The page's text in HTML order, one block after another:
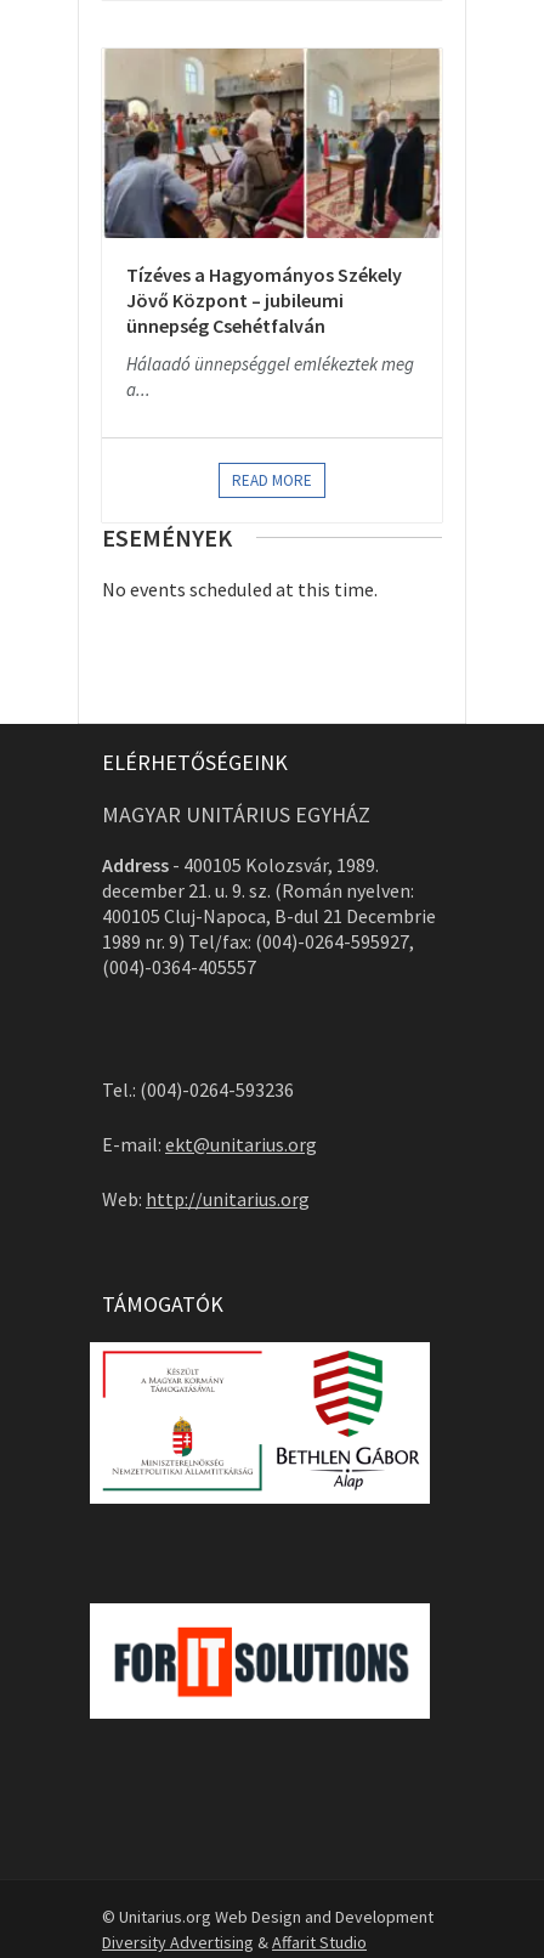
Tízéves a Hagyományos Székely
Jövő Központ – jubileumi
ünnepség Csehétfalván
Hálaadó ünnepséggel emlékeztek meg
a...
READ MORE
ESEMÉNYEK
No events scheduled at this time.
ELÉRHETŐSÉGEINK
MAGYAR UNITÁRIUS EGYHÁZ
Address - 400105 Kolozsvár, 1989.
december 21. u. 9. sz. (Román nyelven:
400105 Cluj-Napoca, B-dul 21 Decembrie
1989 nr. 9) Tel/fax: (004)-0264-595927,
(004)-0364-405557
Tel.: (004)-0264-593236
E-mail: ekt@unitarius.org
Web: http://unitarius.org
TÁMOGATÓK
© Unitarius.org Web Design and Development
Diversity Advertising &Affarit Studio